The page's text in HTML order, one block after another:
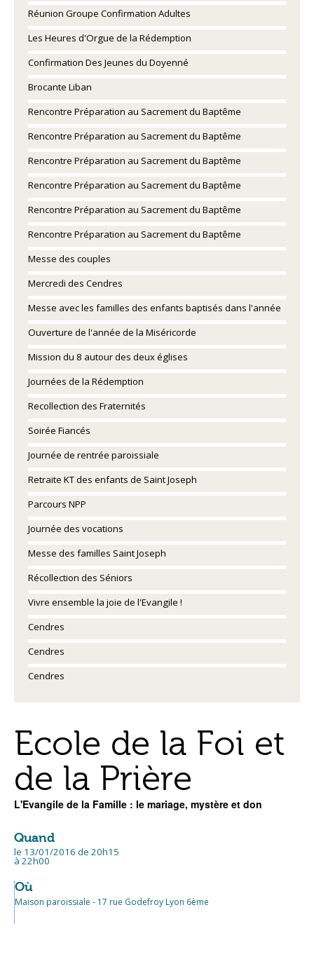
Réunion Groupe Confirmation Adultes
Les Heures d'Orgue de la Rédemption
Confirmation Des Jeunes du Doyenné
Brocante Liban
Rencontre Préparation au Sacrement du Baptême
Rencontre Préparation au Sacrement du Baptême
Rencontre Préparation au Sacrement du Baptême
Rencontre Préparation au Sacrement du Baptême
Rencontre Préparation au Sacrement du Baptême
Rencontre Préparation au Sacrement du Baptême
Messe des couples
Mercredi des Cendres
Messe avec les familles des enfants baptisés dans l'année
Ouverture de l'année de la Miséricorde
Mission du 8 autour des deux églises
Journées de la Rédemption
Recollection des Fraternités
Soirée Fiancés
Journée de rentrée paroissiale
Retraite KT des enfants de Saint Joseph
Parcours NPP
Journée des vocations
Messe des familles Saint Joseph
Récollection des Séniors
Vivre ensemble la joie de l'Evangile !
Cendres
Cendres
Cendres
Ecole de la Foi et
de la Prière
L'Evangile de la Famille : le mariage, mystère et don
Quand
le 13/01/2016 de 20h15
à 22h00
Où
Maison paroissiale - 17 rue Godefroy Lyon 6ème